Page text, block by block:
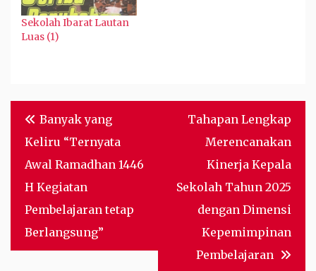
Sekolah Ibarat Lautan
Luas (1)
Post
navigation
Banyak yang
Keliru “Ternyata
Awal Ramadhan 1446
H Kegiatan
Pembelajaran tetap
Berlangsung”
Tahapan Lengkap
Merencanakan
Kinerja Kepala
Sekolah Tahun 2025
dengan Dimensi
Kepemimpinan
Pembelajaran